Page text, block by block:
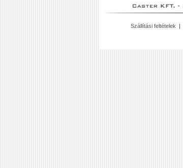
Szállítási feltételek |